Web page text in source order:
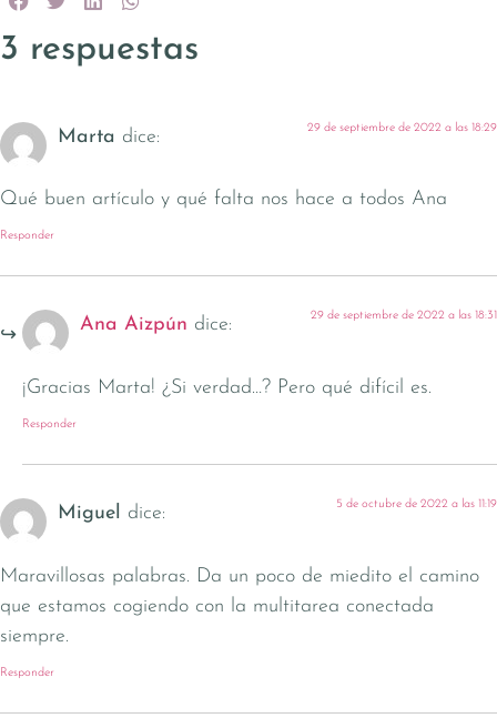
3 respuestas
Marta dice: 29 de septiembre de 2022 a las 18:29
Qué buen artículo y qué falta nos hace a todos Ana
Responder
Ana Aizpún dice: 29 de septiembre de 2022 a las 18:31
¡Gracias Marta! ¿Si verdad…? Pero qué difícil es.
Responder
Miguel dice: 5 de octubre de 2022 a las 11:19
Maravillosas palabras. Da un poco de miedito el camino
que estamos cogiendo con la multitarea conectada
siempre.
Responder